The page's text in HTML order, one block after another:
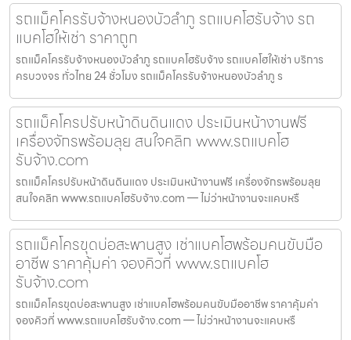
รถแม็คโครรับจ้างหนองบัวลำภู รถแบคโฮรับจ้าง รถ
แบคโฮให้เช่า ราคาถูก
รถแม็คโครรับจ้างหนองบัวลำภู รถแบคโฮรับจ้าง รถแบคโฮให้เช่า บริการ
ครบวงจร ทั่วไทย 24 ชั่วโมง รถแม็คโครรับจ้างหนองบัวลำภู ร
รถแม็คโครปรับหน้าดินดินแดง ประเมินหน้างานฟรี
เครื่องจักรพร้อมลุย สนใจคลิก www.รถแบคโฮ
รับจ้าง.com
รถแม็คโครปรับหน้าดินดินแดง ประเมินหน้างานฟรี เครื่องจักรพร้อมลุย
สนใจคลิก www.รถแบคโฮรับจ้าง.com — ไม่ว่าหน้างานจะแคบหรื
รถแม็คโครขุดบ่อสะพานสูง เช่าแบคโฮพร้อมคนขับมือ
อาชีพ ราคาคุ้มค่า จองคิวที่ www.รถแบคโฮ
รับจ้าง.com
รถแม็คโครขุดบ่อสะพานสูง เช่าแบคโฮพร้อมคนขับมืออาชีพ ราคาคุ้มค่า
จองคิวที่ www.รถแบคโฮรับจ้าง.com — ไม่ว่าหน้างานจะแคบหรื